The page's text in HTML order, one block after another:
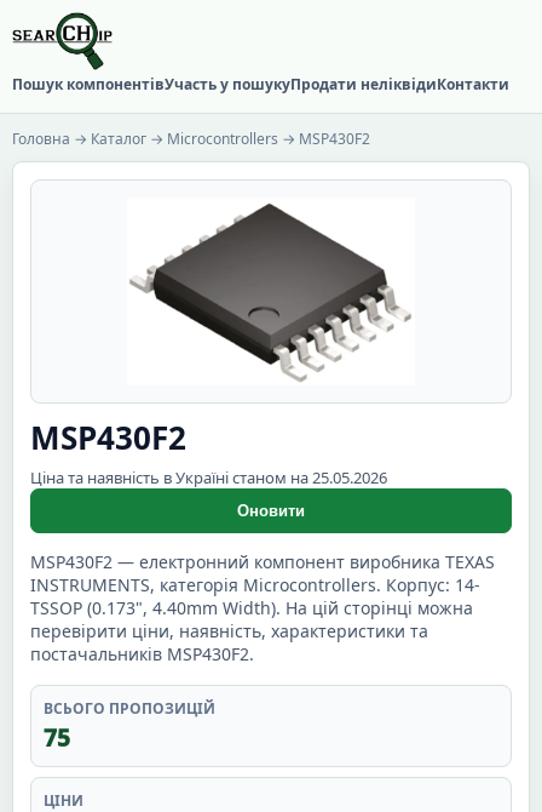
Пошук компонентівУчасть у пошукуПродати неліквідиКонтакти
Головна → Каталог → Microcontrollers → MSP430F2
MSP430F2
Ціна та наявність в Україні станом на 25.05.2026
Оновити
MSP430F2 — електронний компонент виробника TEXAS
INSTRUMENTS, категорія Microcontrollers. Корпус: 14-
TSSOP (0.173", 4.40mm Width). На цій сторінці можна
перевірити ціни, наявність, характеристики та
постачальників MSP430F2.
ВСЬОГО ПРОПОЗИЦІЙ
75
ЦІНИ